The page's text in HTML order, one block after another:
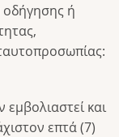
οδήγησης ή
και
επτά (7)